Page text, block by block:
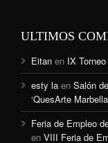
ULTIMOS
Eitan en IX
esty la en Salón
‘QuesArte
Feria de Empleo
en VIII Feria de